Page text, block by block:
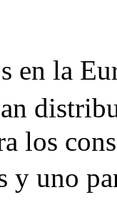
en la
los
uno